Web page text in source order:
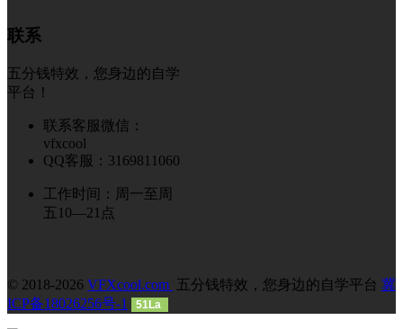
联系
五分钱特效，您身边的自学
平台！
联系客服微信：
vfxcool
QQ客服：3169811060
工作时间：周一至周
五10—21点
© 2018-2026 VFXcool.com 五分钱特效，您身边的自学平台 冀
ICP备18026256号-1
51La